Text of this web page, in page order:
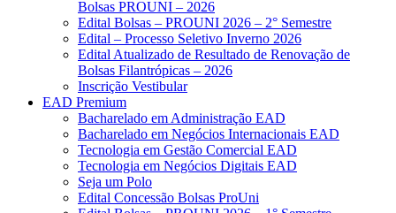
Bolsas PROUNI – 2026
Edital Bolsas – PROUNI 2026 – 2° Semestre
Edital – Processo Seletivo Inverno 2026
Edital Atualizado de Resultado de Renovação de
Bolsas Filantrópicas – 2026
Inscrição Vestibular
EAD Premium
Bacharelado em Administração EAD
Bacharelado em Negócios Internacionais EAD
Tecnologia em Gestão Comercial EAD
Tecnologia em Negócios Digitais EAD
Seja um Polo
Edital Concessão Bolsas ProUni